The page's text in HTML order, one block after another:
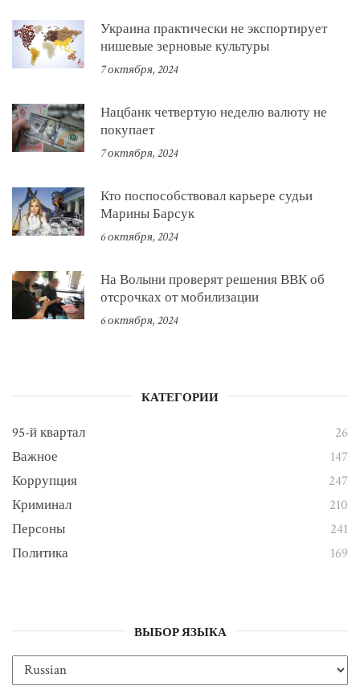
Украина практически не экспортирует
нишевые зерновые культуры
7 октября, 2024
Нацбанк четвертую неделю валюту не
покупает
7 октября, 2024
Кто поспособствовал карьере судьи
Марины Барсук
6 октября, 2024
На Волыни проверят решения ВВК об
отсрочках от мобилизации
6 октября, 2024
КАТЕГОРИИ
95-й квартал
26
Важное
147
Коррупция
247
Криминал
210
Персоны
241
Политика
169
ВЫБОР ЯЗЫКА